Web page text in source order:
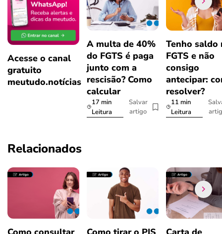
Acesse o canal
gratuito
meutudo.notícias
A multa de 40%
do FGTS é paga
junto com a
rescisão? Como
calcular
17 min
Leitura
Salvar
artigo
Tenho saldo
FGTS e não
consigo
antecipar:
resolver?
11 min
Leitura
Relacionados